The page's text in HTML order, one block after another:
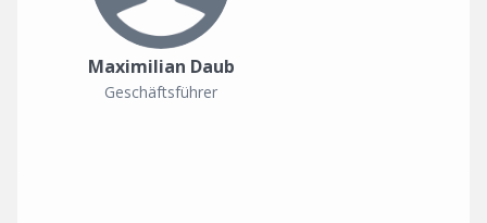
Maximilian Daub
Geschäftsführer